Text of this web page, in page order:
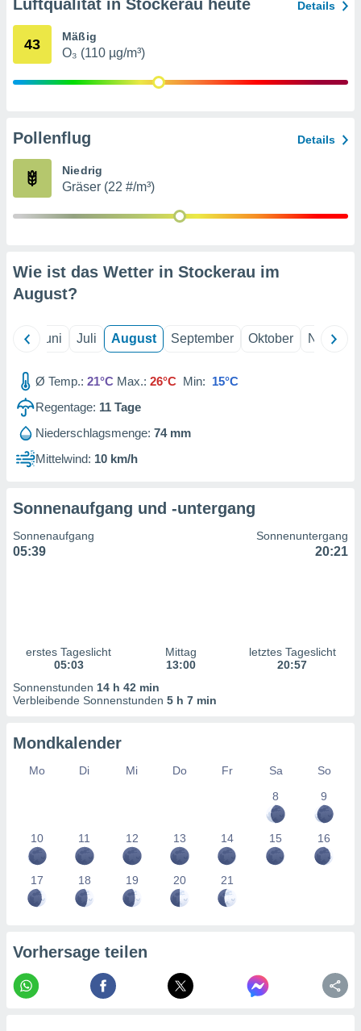
zur
von
der
von
durch
der
zur
durch
Luftqualität in Stockerau heute Details
43 Mäßig
O₃ (110 µg/m³)
Pollenflug Details
Niedrig
Gräser (22 #/m³)
Wie ist das Wetter in Stockerau im
August?
Juni Juli August September Oktober
Ø Temp.: 21°C Max.: 26°C Min: 15°C
Regentage: 11 Tage
Niederschlagsmenge: 74 mm
Mittelwind: 10 km/h
Sonnenaufgang und -untergang
Sonnenaufgang
05:39
Sonnenuntergang
20:21
erstes Tageslicht
05:03
Mittag
13:00
letztes Tageslicht
20:57
Sonnenstunden 14 h 42 min
Verbleibende Sonnenstunden 5 h 7 min
Mondkalender
Mo Di Mi Do Fr Sa
So
8
9
10 11 12 13 14 15 16
17 18 19 20 21
Vorhersage teilen